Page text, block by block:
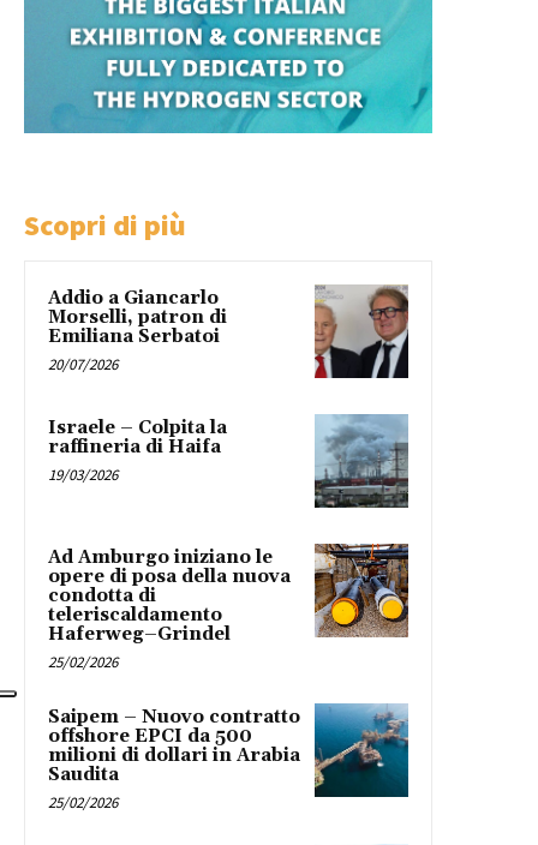
Scopri di più
Addio a Giancarlo
Morselli, patron di
Emiliana Serbatoi
20/07/2026
Israele – Colpita la
raffineria di Haifa
19/03/2026
Ad Amburgo iniziano le
opere di posa della nuova
condotta di
teleriscaldamento
Haferweg–Grindel
25/02/2026
Saipem – Nuovo contratto
offshore EPCI da 500
milioni di dollari in Arabia
Saudita
25/02/2026